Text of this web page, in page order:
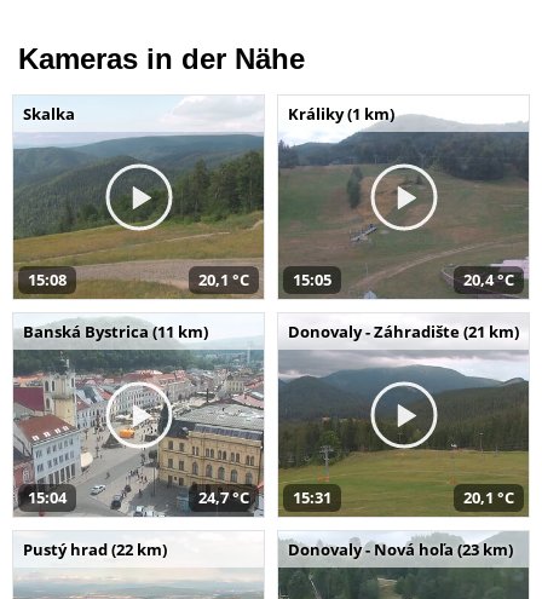
Kameras in der Nähe
Skalka
15:08 20,1 °C
Králiky (1 km)
15:05 20,4 °C
Banská Bystrica (11 km)
15:04 24,7 °C
Donovaly - Záhradište (21 km)
15:31 20,1 °C
Pustý hrad (22 km) Donovaly - Nová hoľa (23 km)